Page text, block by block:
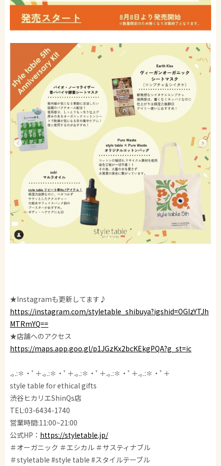
★Instagramも更新してます♪
https://instagram.com/styletable_shibuya?igshid=OGIzYTJh
MTRmYQ==
★店舗へのアクセス
https://maps.app.goo.gl/p1JGzKx2bcKEkgPQA?g_st=ic
.｡.:✽・ﾟ＋.｡.:✽・ﾟ＋.｡.:✽・ﾟ＋.｡.:✽・ﾟ＋.｡.:✽・ﾟ＋
style table for ethical gifts
渋谷ヒカリエShinQs店
TEL:03-6434-1740
営業時間:11:00~21:00
公式HP： https://styletable.jp/
＃オーガニック ＃エシカル ＃サスティナブル
＃styletable #style table #スタイルテーブル